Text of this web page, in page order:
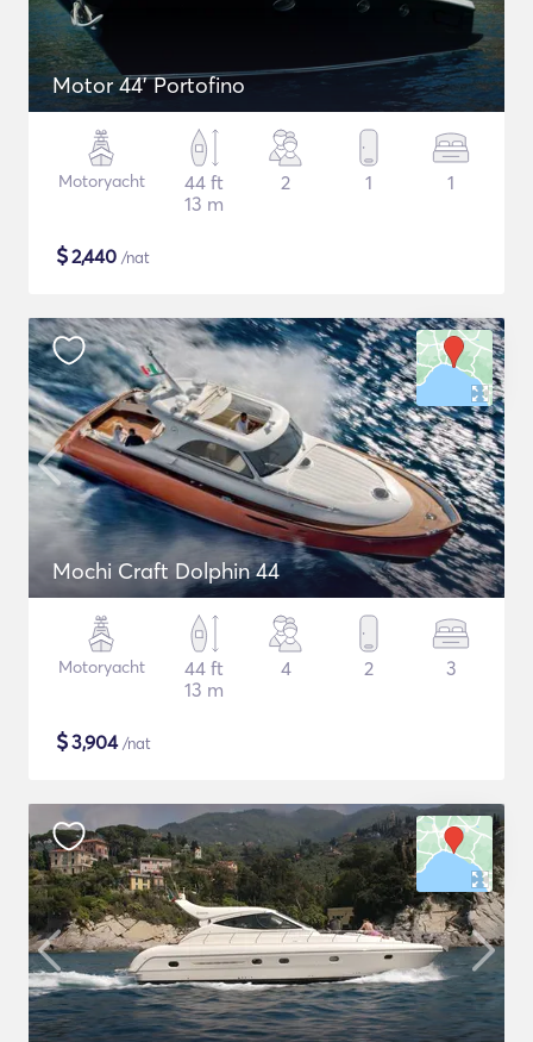
Motor 44' Portofino
Motoryacht
44 ft
13 m
2 1 1
$2,440 /nat
Mochi Craft Dolphin 44
Motoryacht
44 ft
13 m
4 2 3
$3,904/nat